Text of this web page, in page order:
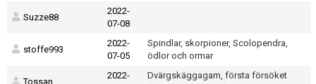
Suzze88
2022-
07-08
stoffe993
2022-
07-05
Spindlar, skorpioner, Scolopendra,
ödlor och ormar
Tossan
2022-
Dvärgskäggagam, första försöket